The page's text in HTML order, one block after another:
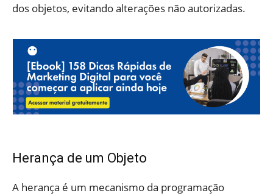
dos objetos, evitando alterações não autorizadas.
Herança de um Objeto
A herança é um mecanismo da programação